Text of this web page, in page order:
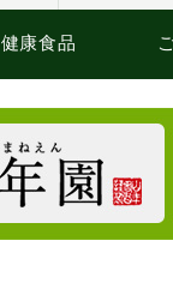
健康食品